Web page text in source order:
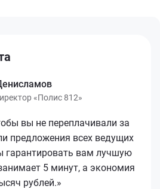
«Полис 812»
вы не переплачивали за
предложения всех ведущих
гарантировать вам лучшую
5 минут, а экономия
рублей.»